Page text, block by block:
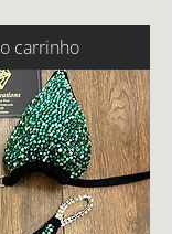
carrinho